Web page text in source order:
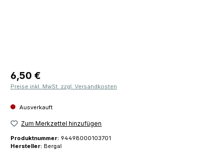
Regulärer Preis:
6,50 €
Preise inkl. MwSt. zzgl. Versandkosten
Ausverkauft
Zum Merkzettel hinzufügen
Produktnummer: 94498000103701
Hersteller: Bergal